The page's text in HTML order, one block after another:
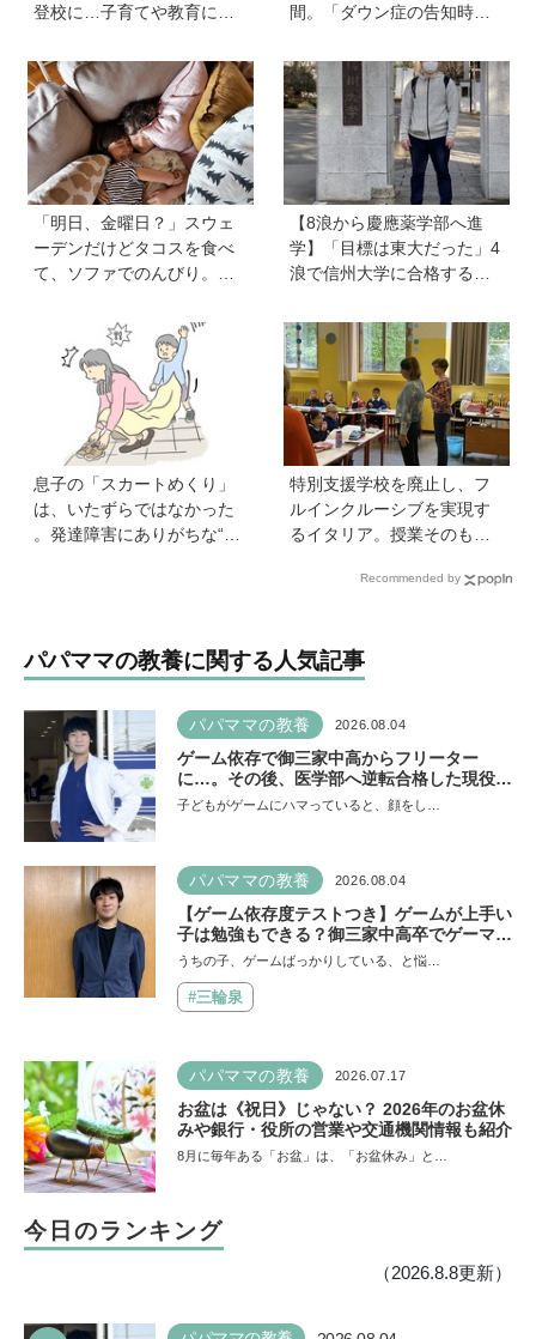
登校に…子育てや教育に悩
「退職しよう」と決意する
まで
間。「ダウン症の告知時は
も前に進めた理由は…？ 古
代・宇宙文字のような《mar
ina-moji》が人気！
「明日、金曜日？」スウェ
ーデンだけどタコスを食べ
て、ソファでのんびり。小
【北欧パパと日本で子育てv
ol.23】
【8浪から慶應薬学部へ進
学】「目標は東大だった」4
浪で信州大学に合格するも1
た理由、今思うことは「学
歴は人の一部にしかすぎな
い」《慶應生よしださん｜
後編》
息子の「スカートめくり」
は、いたずらではなかった
。発達障害にありがちな“誤
特別支援学校を廃止し、フ
ルインクルーシブを実現す
るイタリア。授業そのもの
やすい形に【言語聴覚士 原
Recommended by
パパママの教養に関する人気記事
パパママの教養 2026.08.04
ゲーム依存で御三家中高からフリーター
に…。その後、医学部へ逆転合格した現役医
師が断言「ゲームの経験が受験勉強に役立っ
子どもがゲームにハマっていると、顔をし…
パパママの教養 2026.08.04
【ゲーム依存度テストつき】ゲームが上手い
子は勉強もできる？御三家中高卒でゲーマー
の医師・阿部智史さんが教えるゲームしなが
うちの子、ゲームばっかりしている、と悩…
#三輪泉
パパママの教養 2026.07.17
お盆は《祝日》じゃない？ 2026年のお盆休
みや銀行・役所の営業や交通機関情報も紹介
8月に毎年ある「お盆」は、「お盆休み」と…
今日のランキング
（2026.8.8更新）